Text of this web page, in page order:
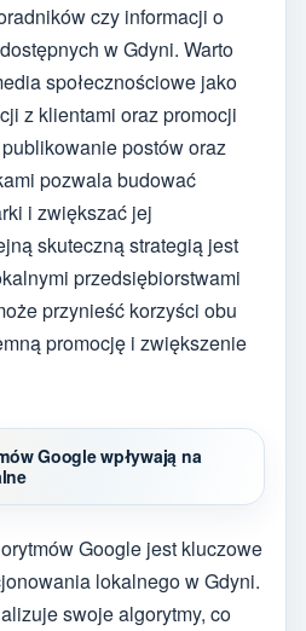
czy informacji o
w Gdyni. Warto
społecznościowe jako
z klientami oraz promocji
postów oraz
pozwala budować
i zwiększać jej
skuteczną strategią jest
przedsiębiorstwami
przynieść korzyści obu
promocję i zwiększenie
Google wpływają na
Google jest kluczowe
lokalnego w Gdyni.
swoje algorytmy, co